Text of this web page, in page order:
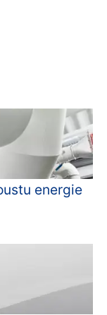
energie